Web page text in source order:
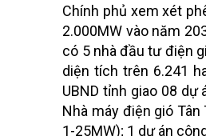
Chính phủ xem xét
2.000MW vào năm
có 5 nhà đầu tư điện
diện tích trên 6.241
UBND tỉnh giao 08
Nhà máy điện gió
1-25MW); 1 dự án